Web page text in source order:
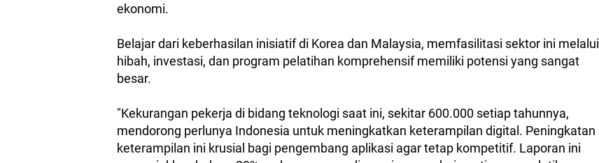
ekonomi.
Belajar dari keberhasilan inisiatif di Korea dan Malaysia, memfasilitasi sektor ini melalui
hibah, investasi, dan program pelatihan komprehensif memiliki potensi yang sangat
besar.
"Kekurangan pekerja di bidang teknologi saat ini, sekitar 600.000 setiap tahunnya,
mendorong perlunya Indonesia untuk meningkatkan keterampilan digital. Peningkatan
keterampilan ini krusial bagi pengembang aplikasi agar tetap kompetitif. Laporan ini